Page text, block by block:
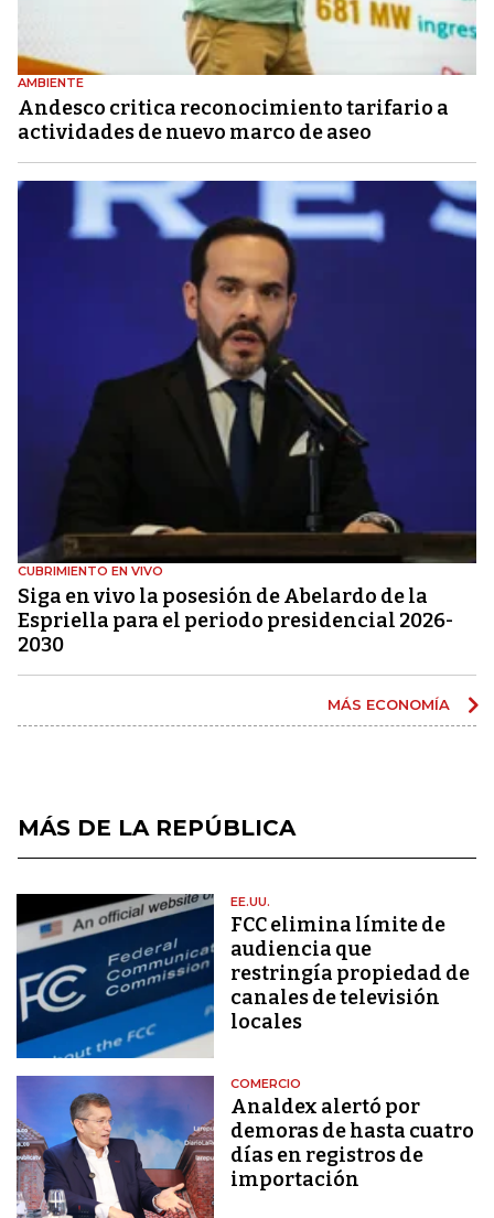
AMBIENTE
Andesco critica reconocimiento tarifario a
actividades de nuevo marco de aseo
CUBRIMIENTO EN VIVO
Siga en vivo la posesión de Abelardo de la
Espriella para el periodo presidencial 2026-
2030
MÁS ECONOMÍA
MÁS DE LA REPÚBLICA
EE.UU.
FCC elimina límite de
audiencia que
restringía propiedad de
canales de televisión
locales
COMERCIO
Analdex alertó por
demoras de hasta cuatro
días en registros de
importación